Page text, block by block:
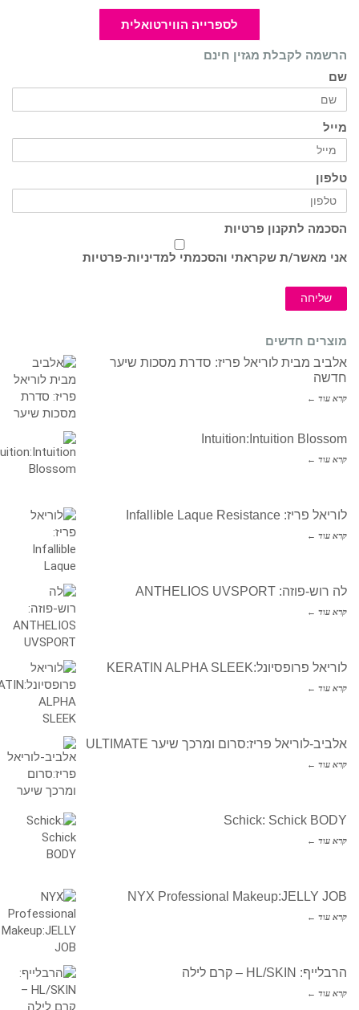
לספרייה הווירטואלית
הרשמה לקבלת מגזין חינם
שם
מייל
טלפון
הסכמה לתקנון פרטיות
אני מאשר/ת שקראתי והסכמתי למדיניות-פרטיות
שליחה
מוצרים חדשים
אלביב מבית לוריאל פריז: סדרת מסכות שיער
חדשה
קרא עוד ←
Intuition:Intuition Blossom
קרא עוד ←
לוריאל פריז: Infallible Laque Resistance
קרא עוד ←
לה רוש-פוזה: ANTHELIOS UVSPORT
קרא עוד ←
לוריאל פרופסיונל:KERATIN ALPHA SLEEK
קרא עוד ←
אלביב-לוריאל פריז:סרום ומרכך שיער ULTIMATE
קרא עוד ←
Schick: Schick BODY
קרא עוד ←
NYX Professional Makeup:JELLY JOB
קרא עוד ←
הרבלייף: HL/SKIN – קרם לילה
קרא עוד ←